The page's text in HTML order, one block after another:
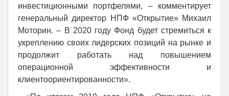
инвестиционными портфелями, – комментирует
генеральный директор НПФ «Открытие» Михаил
Моторин. – В 2020 году Фонд будет стремиться к
укреплению своих лидерских позиций на рынке и
продолжит работать над повышением
операционной эффективности и
клиентоориентированности».